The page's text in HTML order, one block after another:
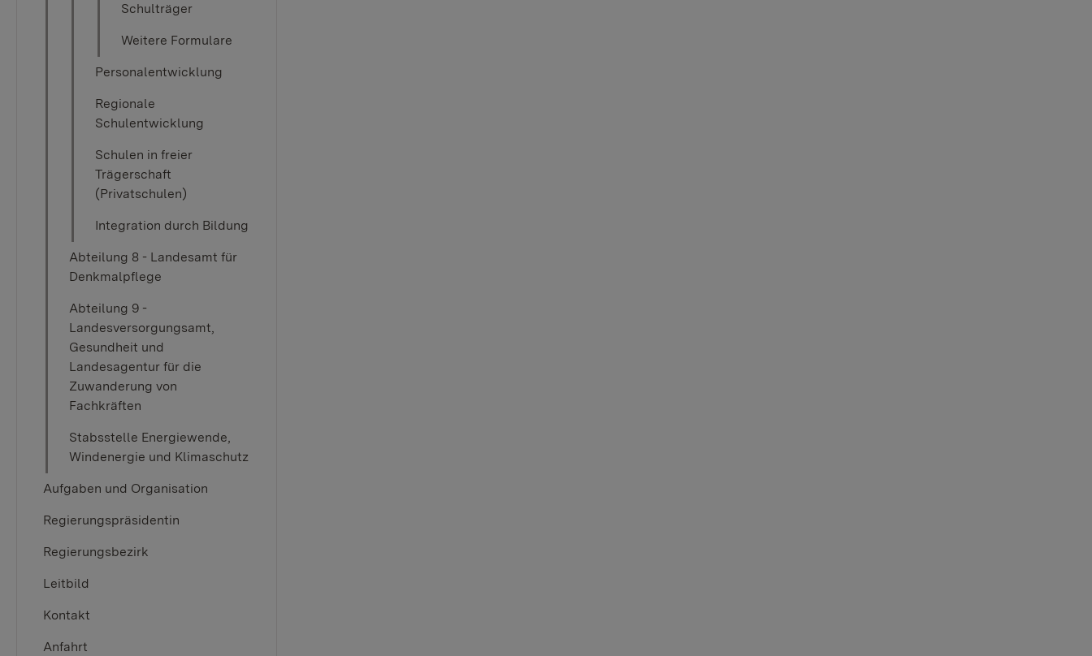
Schulträger
Weitere Formulare
Personalentwicklung
Regionale
Schulentwicklung
Schulen in freier
Trägerschaft
(Privatschulen)
Integration durch Bildung
Abteilung 8 - Landesamt für
Denkmalpflege
Abteilung 9 -
Landesversorgungsamt,
Gesundheit und
Landesagentur für die
Zuwanderung von
Fachkräften
Stabsstelle Energiewende,
Windenergie und Klimaschutz
Aufgaben und Organisation
Regierungspräsidentin
Regierungsbezirk
Leitbild
Kontakt
Anfahrt